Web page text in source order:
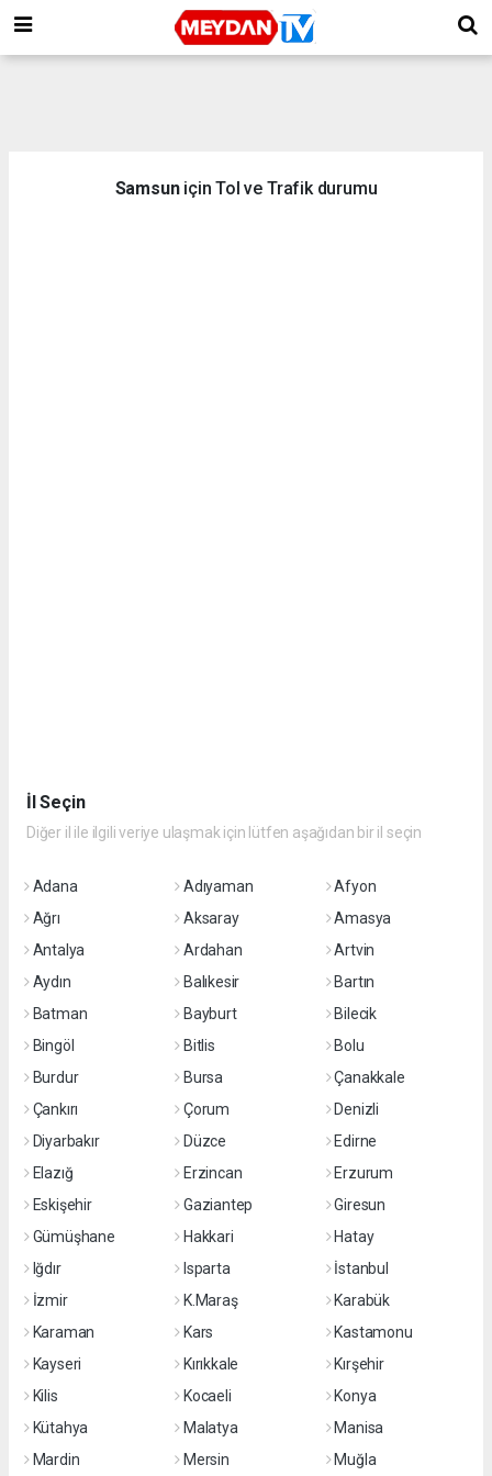
Samsun için Tol ve Trafik durumu
İl Seçin
Diğer il ile ilgili veriye ulaşmak için lütfen aşağıdan bir il seçin
Adana Adıyaman
Afyon
Ağrı
Aksaray
Amasya
Antalya
Ardahan
Artvin
Aydın
Balıkesir
Bartın
Batman
Bayburt
Bilecik
Bingöl
Bitlis
Bolu
Burdur
Bursa
Çanakkale
Çankırı
Çorum
Denizli
Diyarbakır
Düzce
Edirne
Elazığ
Erzincan
Erzurum
Eskişehir
Gaziantep
Giresun
Gümüşhane
Hakkari
Hatay
Iğdır
Isparta
İstanbul
İzmir
K.Maraş
Karabük
Karaman
Kars
Kastamonu
Kayseri
Kırıkkale
Kırşehir
Kilis
Kocaeli
Konya
Kütahya
Malatya
Manisa
Mardin
Mersin Muğla